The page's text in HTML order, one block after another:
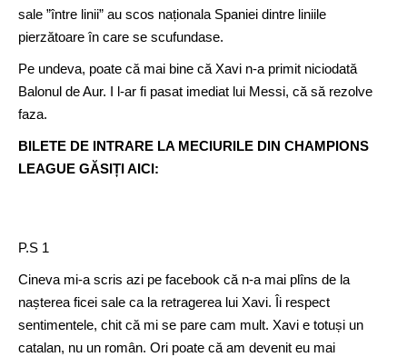
sale ”între linii” au scos naționala Spaniei dintre liniile
pierzătoare în care se scufundase.
Pe undeva, poate că mai bine că Xavi n-a primit niciodată
Balonul de Aur. I l-ar fi pasat imediat lui Messi, că să rezolve
faza.
BILETE DE INTRARE LA MECIURILE DIN CHAMPIONS
LEAGUE GĂSIȚI AICI:
P.S 1
Cineva mi-a scris azi pe facebook că n-a mai plîns de la
nașterea ficei sale ca la retragerea lui Xavi. Îi respect
sentimentele, chit că mi se pare cam mult. Xavi e totuși un
catalan, nu un român. Ori poate că am devenit eu mai